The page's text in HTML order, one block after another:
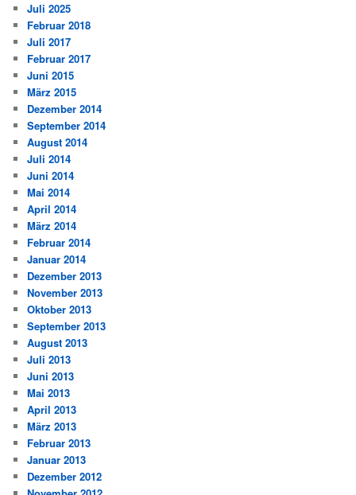
Juli 2025
Februar 2018
Juli 2017
Februar 2017
Juni 2015
März 2015
Dezember 2014
September 2014
August 2014
Juli 2014
Juni 2014
Mai 2014
April 2014
März 2014
Februar 2014
Januar 2014
Dezember 2013
November 2013
Oktober 2013
September 2013
August 2013
Juli 2013
Juni 2013
Mai 2013
April 2013
März 2013
Februar 2013
Januar 2013
Dezember 2012